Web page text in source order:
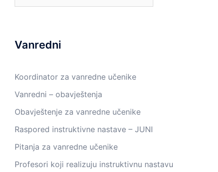
Vanredni
Koordinator za vanredne učenike
Vanredni – obavještenja
Obavještenje za vanredne učenike
Raspored instruktivne nastave – JUNI
Pitanja za vanredne učenike
Profesori koji realizuju instruktivnu nastavu